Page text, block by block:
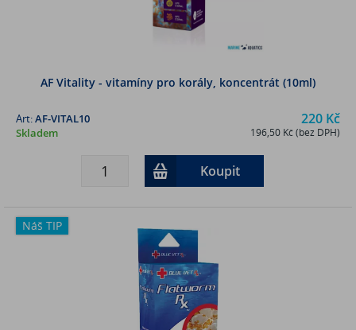
AF Vitality - vitamíny pro korály, koncentrát (10ml)
220 Kč
196,50 Kč (bez DPH)
Art:AF-VITAL10
Skladem
Koupit
Náš TIP